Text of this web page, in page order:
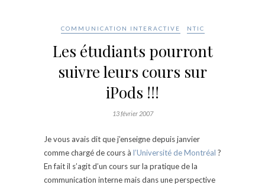
COMMUNICATION INTERACTIVE NTIC
Les étudiants pourront
suivre leurs cours sur
iPods !!!
13 février 2007
Je vous avais dit que j’enseigne depuis janvier
comme chargé de cours à l’Université de Montréal ?
En fait il s’agit d’un cours sur la pratique de la
communication interne mais dans une perspective